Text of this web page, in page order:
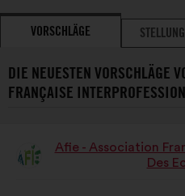
VORSCHLÄGE
DIE NEUESTEN VORSCHLÄGE
FRANÇAISE
Vorschlag
Afie - Association
Des